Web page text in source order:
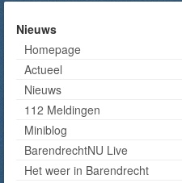
Nieuws
Homepage
Actueel
Nieuws
112 Meldingen
Miniblog
BarendrechtNU Live
Het weer in Barendrecht